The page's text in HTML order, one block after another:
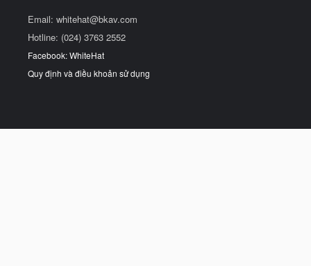
Email: whitehat@bkav.com
Hotline: (024) 3763 2552
Facebook: WhiteHat
Quy định và điều khoản sử dụng